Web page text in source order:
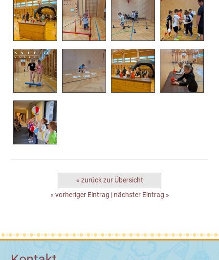
« zurück zur Übersicht
« vorheriger Eintrag
nächster Eintrag »